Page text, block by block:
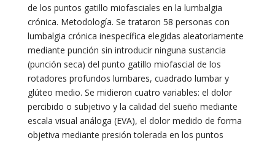
de los puntos gatillo miofasciales en la lumbalgia
crónica. Metodología. Se trataron 58 personas con
lumbalgia crónica inespecífica elegidas aleatoriamente
mediante punción sin introducir ninguna sustancia
(punción seca) del punto gatillo miofascial de los
rotadores profundos lumbares, cuadrado lumbar y
glúteo medio. Se midieron cuatro variables: el dolor
percibido o subjetivo y la calidad del sueño mediante
escala visual análoga (EVA), el dolor medido de forma
objetiva mediante presión tolerada en los puntos